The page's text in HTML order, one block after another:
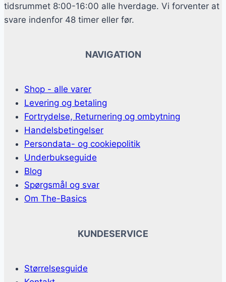
tidsrummet 8:00-16:00 alle hverdage. Vi forventer at
svare indenfor 48 timer eller før.
NAVIGATION
Shop - alle varer
Levering og betaling
Fortrydelse, Returnering og ombytning
Handelsbetingelser
Persondata- og cookiepolitik
Underbukseguide
Blog
Spørgsmål og svar
Om The-Basics
KUNDESERVICE
Størrelsesguide